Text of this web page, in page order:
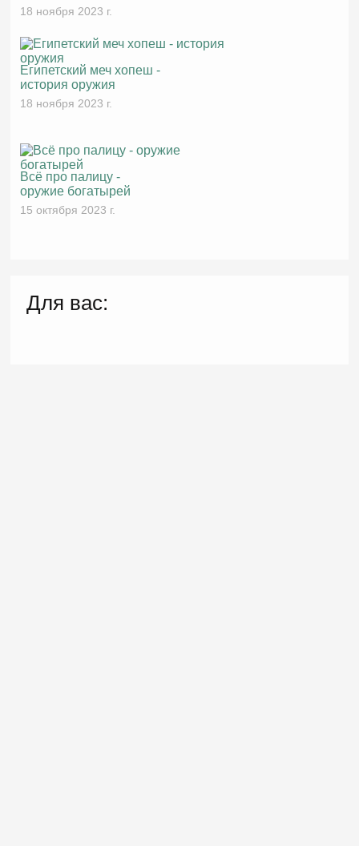
18 ноября 2023 г.
Египетский меч хопеш -
история оружия
18 ноября 2023 г.
Всё про палицу -
оружие богатырей
15 октября 2023 г.
Для вас: